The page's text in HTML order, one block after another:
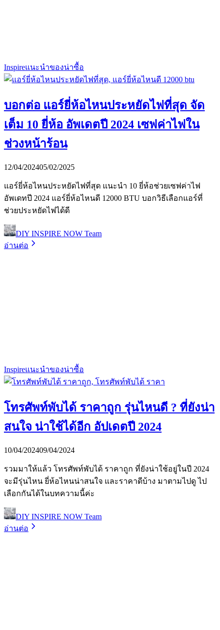
Inspireแนะนำของน่าซื้อ
บอกต่อ แอร์ยี่ห้อไหนประหยัดไฟที่สุด จัด
เต็ม 10 ยี่ห้อ อัพเดตปี 2024 เซฟค่าไฟใน
ช่วงหน้าร้อน
12/04/202405/02/2025
แอร์ยี่ห้อไหนประหยัดไฟที่สุด แนะนำ 10 ยี่ห้อช่วยเซฟค่าไฟ
อัพเดทปี 2024 แอร์ยี่ห้อไหนดี 12000 BTU บอกวิธีเลือกแอร์ที่
ช่วยประหยัดไฟได้ดี
DIY INSPIRE NOW Team
อ่านต่อ
Inspireแนะนำของน่าซื้อ
โทรศัพท์พับได้ ราคาถูก รุ่นไหนดี ? ที่ยังน่า
สนใจ น่าใช้ได้อีก อัปเดตปี 2024
10/04/202409/04/2024
รวมมาให้แล้ว โทรศัพท์พับได้ ราคาถูก ที่ยังน่าใช้อยู่ในปี 2024
จะมีรุ่นไหน ยี่ห้อไหนน่าสนใจ และราคาดีบ้าง มาตามไปดู ไป
เลือกกันได้ในบทความนี้ค่ะ
DIY INSPIRE NOW Team
อ่านต่อ